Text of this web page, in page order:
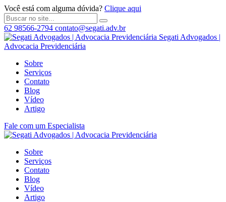
Você está com alguma dúvida? Clique aqui
62 98566-2794 contato@segati.adv.br
Segati Advogados |
Advocacia Previdenciária
Sobre
Serviços
Contato
Blog
Vídeo
Artigo
Fale com um Especialista
Sobre
Serviços
Contato
Blog
Vídeo
Artigo